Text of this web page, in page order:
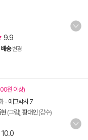
9.9
송 변경
원 이상)
- 에그박사 7
(그림), 황대인 (감수)
10.0